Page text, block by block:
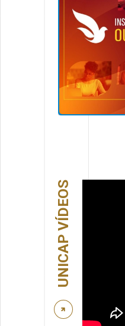
UNICAP VÍDEOS